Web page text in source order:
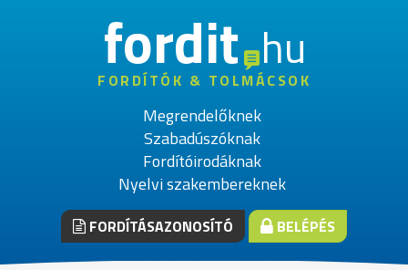
fordithu
FORDÍTÓK & TOLMÁCSOK
Megrendelőknek
Szabadúszóknak
Fordítóirodáknak
Nyelvi szakembereknek
FORDÍTÁSAZONOSÍTÓ BELÉPÉS